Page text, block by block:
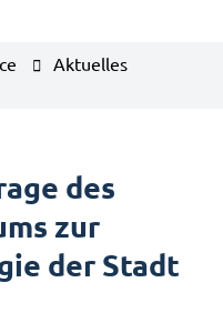
Aktuelles
des
zur
der Stadt